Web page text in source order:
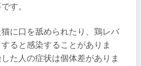
す。
に口を舐められたり、鶏レバ
ると感染することがありま
た人の症状は個体差がありま